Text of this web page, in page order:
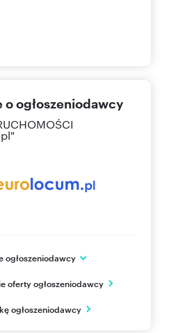
ogłoszeniodawcy
ogłoszeniodawcy
oferty ogłoszeniodawcy
ogłoszeniodawcy